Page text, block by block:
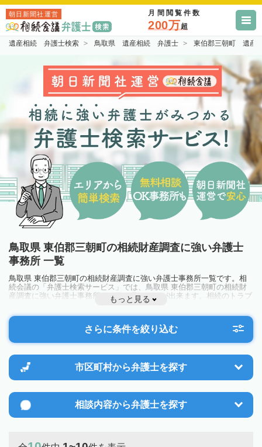
朝日新聞社運営 月間閲覧件数
200万超
遺産相続 弁護士検索 鳥取県 遺産相続 弁護士 東伯郡三朝町 遺産
鳥取県 東伯郡三朝町の相続財産調査に強い弁護士
事務所 一覧
鳥取県 東伯郡三朝町の相続財産調査に強い弁護士事務所一覧です。相
続会議の「弁護士検索サービス」では、鳥取県 東伯郡三朝町の相続財
産調査に強い弁護士事務所を一覧で見ることが出来ます。相続のトラブ
ルやお悩みを抱えている方は一度近隣の弁護士に相談してみましょう。
もっと見る
さらに条件を絞り込む
市区町村から弁護士を探す
相談内容から弁護士を探す